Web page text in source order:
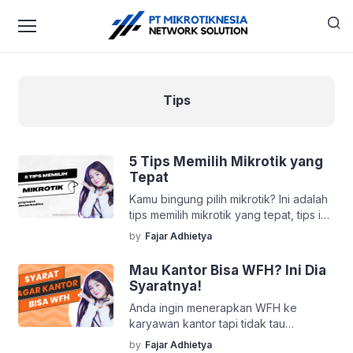
Tips
5 Tips Memilih Mikrotik yang
Tepat
Kamu bingung pilih mikrotik? Ini adalah
tips memilih mikrotik yang tepat, tips ini
bisa kamu gunakan saat membangun
jaringan rumah, kantor, sekolah,
kampus, hotel, toko, cafe, dan rt rw
net. Tidak usah mikrotik yang mahal,
kita cuma perlu mikrotik dengan
spesifikasi hardwarenya cukup agar
hasilnya efektif dan efisien. 5 Tips
Memilih Mikrotik yang Tepat! Jika […]
by Fajar Adhietya
Mau Kantor Bisa WFH? Ini Dia
Syaratnya!
Anda ingin menerapkan WFH ke
karyawan kantor tapi tidak tau
caranya? Ini lah cara mempersiapkan
by Fajar Adhietya